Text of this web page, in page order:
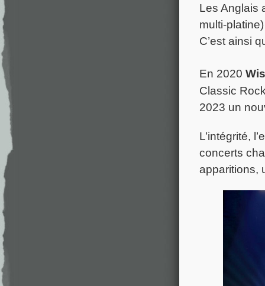
Les Anglais
multi-
C’est ainsi
En 2020
Classic
2023 un
L’intégrité,
concerts
apparitions,